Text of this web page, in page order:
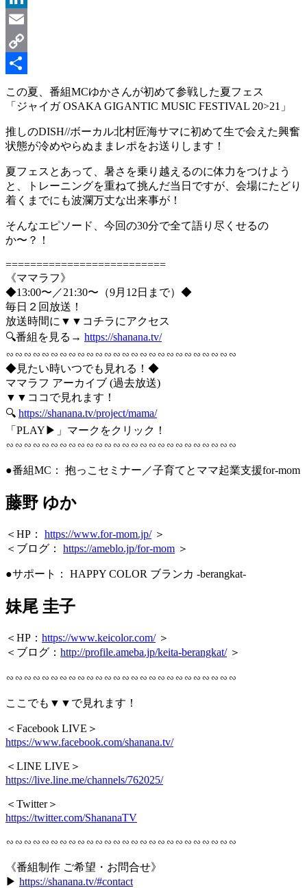
LinkedIn
Email
Copy
Link
共
有
この夏、番組MCゆかさんが初めて参戦した夏フェス
「ジャイガ OSAKA GIGANTIC MUSIC FESTIVAL 20>21」
推しのDISH//ボーカル北村匠海サマに初めて生で会えた興奮
状態が冷めやらぬままレポをお送りします！
夏フェスとあって、暑さを乗り越えるのに体力をつけよう
と、トレーニングを重ねて挑んだ当日ですが、会場にたどり
着くまでにも波瀾万丈な出来事が！
そんなエピソード、今回の30分で全て語り尽くせるの
か〜？！
==========================
《ママラフ》
◆13:00〜／21:30〜（9月12日まで）◆
毎日２回放送！
放送時間に▼▼コチラにアクセス
🔍番組を見る→ https://shanana.tv/
∽∽∽∽∽∽∽∽∽∽∽∽∽∽∽∽∽∽∽∽∽∽∽∽∽∽
◆見たい時いつでも見れる！◆
ママラフ アーカイブ (過去放送)
▼▼ココで見れます！
🔍 https://shanana.tv/project/mama/
「PLAY▶」マークをクリック！
∽∽∽∽∽∽∽∽∽∽∽∽∽∽∽∽∽∽∽∽∽∽∽∽∽∽
●番組MC： 抱っこセミナー／子育てとママ起業支援for-mom
藤野 ゆか
＜HP： https://www.for-mom.jp/＞
＜ブログ： https://ameblo.jp/for-mom ＞
●サポート： HAPPY COLOR ブランカ -berangkat-
妹尾 圭子
＜HP： https://www.keicolor.com/＞
＜ブログ： http://profile.ameba.jp/keita-berangkat/＞
∽∽∽∽∽∽∽∽∽∽∽∽∽∽∽∽∽∽∽∽∽∽∽∽∽∽
ここでも▼▼で見れます！
＜Facebook LIVE＞
https://www.facebook.com/shanana.tv/
＜LINE LIVE＞
https://live.line.me/channels/762025/
＜Twitter＞
https://twitter.com/ShananaTV
∽∽∽∽∽∽∽∽∽∽∽∽∽∽∽∽∽∽∽∽∽∽∽∽∽∽
《番組制作 ご希望・お問合せ》
▶︎ https://shanana.tv/#contact